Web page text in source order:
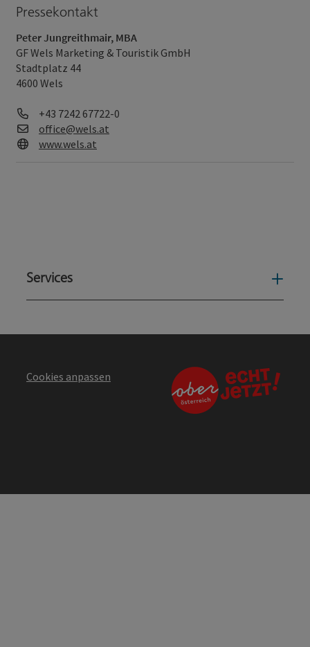
Pressekontakt
Peter Jungreithmair, MBA
GF Wels Marketing & Touristik GmbH
Stadtplatz 44
4600 Wels
Telefon
+43 7242 67722-0
E-Mail
office@wels.at
Web
www.wels.at
Services
Cookies anpassen